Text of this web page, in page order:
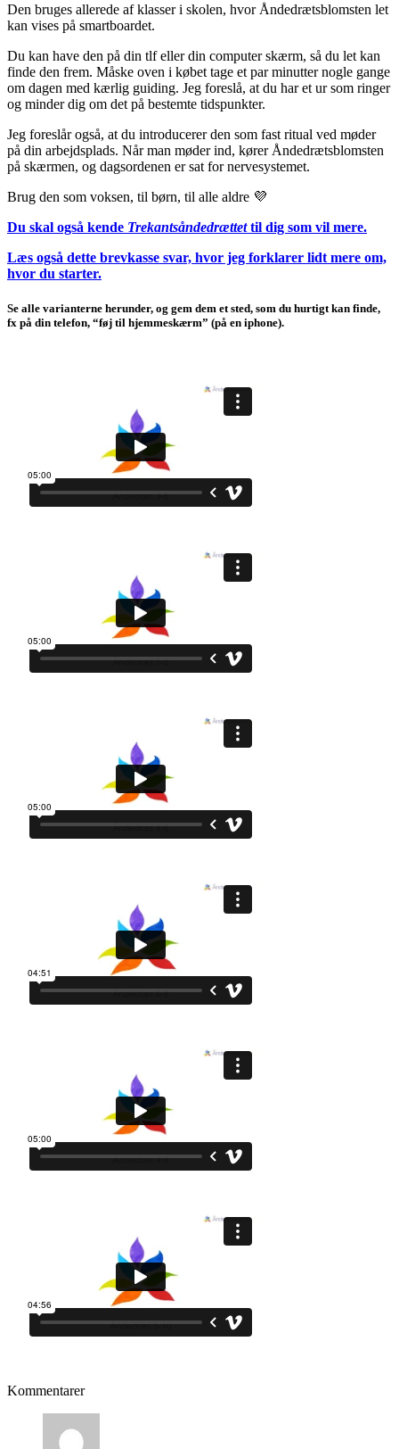
Den bruges allerede af klasser i skolen, hvor Åndedrætsblomsten let
kan vises på smartboardet.
Du kan have den på din tlf eller din computer skærm, så du let kan
finde den frem. Måske oven i købet tage et par minutter nogle gange
om dagen med kærlig guiding. Jeg foreslå, at du har et ur som ringer
og minder dig om det på bestemte tidspunkter.
Jeg foreslår også, at du introducerer den som fast ritual ved møder
på din arbejdsplads. Når man møder ind, kører Åndedrætsblomsten
på skærmen, og dagsordenen er sat for nervesystemet.
Brug den som voksen, til børn, til alle aldre 💜
Du skal også kende Trekantsåndedrættettil dig som vil mere.
Læs også dette brevkasse svar, hvor jeg forklarer lidt mere om,
hvor du starter.
Se alle varianterne herunder, og gem dem et sted, som du hurtigt kan finde,
fx på din telefon, “føj til hjemmeskærm” (på en iphone).
Kommentarer